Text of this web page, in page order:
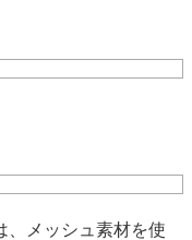
、メッシュ素材を使